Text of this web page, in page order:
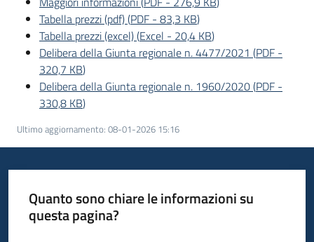
Tabella prezzi (pdf)(PDF - 83,3 KB)
Tabella prezzi (excel)(Excel - 20,4 KB)
Delibera della Giunta regionale n. 4477/2021 (PDF -
320,7 KB)
Delibera della Giunta regionale n. 1960/2020(PDF -
330,8 KB)
Ultimo aggiornamento: 08-01-2026 15:16
Quanto sono chiare le informazioni su
questa pagina?